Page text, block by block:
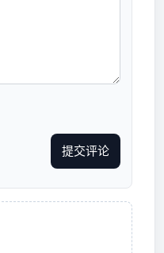
提交评论